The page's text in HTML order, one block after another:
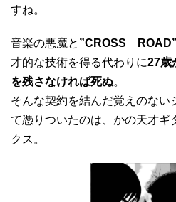
すね。
音楽の悪魔と ”CROSS
才的な技術を得る代わりに27歳
を残さなければ死ぬ。
そんな契約を結んだ覚えのない
て憑りついたのは、かの天才ギ
クス。